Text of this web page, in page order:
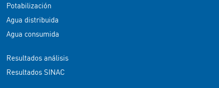
Potabilización
Agua distribuida
Agua consumida
Resultados análisis
Resultados SINAC